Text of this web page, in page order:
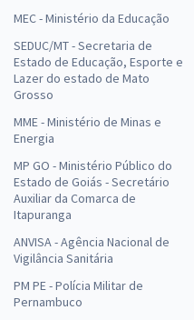
MEC - Ministério da Educação
SEDUC/MT - Secretaria de
Estado de Educação, Esporte e
Lazer do estado de Mato
Grosso
MME - Ministério de Minas e
Energia
MP GO - Ministério Público do
Estado de Goiás - Secretário
Auxiliar da Comarca de
Itapuranga
ANVISA - Agência Nacional de
Vigilância Sanitária
PM PE - Polícia Militar de
Pernambuco